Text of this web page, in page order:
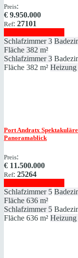
Preis:
€ 9.950.000
Ref: 27101
Schlafzimmer 3
Fläche 382 m²
Schlafzimmer 3
Fläche 382 m² Heizung
Port Andratx
Panoramablick
Preis:
€ 11.500.000
Ref: 25264
Schlafzimmer 5
Fläche 636 m²
Schlafzimmer 5
Fläche 636 m² Heizung